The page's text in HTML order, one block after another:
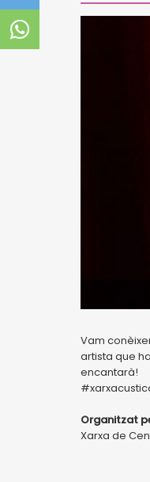
Vam
artista que
encantarà!
Organitzat
Xarxa de